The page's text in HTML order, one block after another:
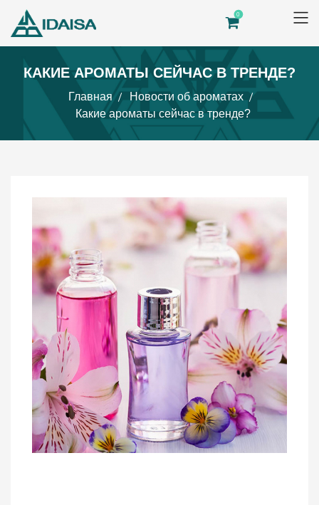
0
КАКИЕ АРОМАТЫ СЕЙЧАС В ТРЕНДЕ?
Главная
Новости об ароматах
Какие ароматы сейчас в тренде?